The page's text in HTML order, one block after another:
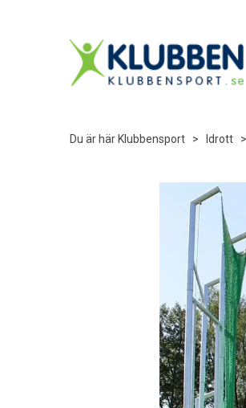
Du är här Klubbensport > Idrott >